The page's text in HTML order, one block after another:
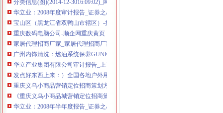
华立业：2008年度审计报告_证券之星
宝山区（黑龙江省双鸭山市辖区）-搜百科
重庆数码电脑公司-顺企网重庆黄页
家居代理招商厂家_家居代理招商厂家/公司-阿里巴巴公司黄页
广州内饰清洗：燃油系统保养GUNKM2616-油箱及油管路清洗-广州
华立产业集团有限公司审计报告_上市公司_新浪财经_新浪网
发点好东西上来：）全国各地户外用品店详解-旅游（Travel）版-北大
重庆义乌小商品营销定位招商策划方案.doc
《重庆义乌小商品城营销定位招商策划方案》.doc
华立业：2008年半年度报告_证券之星
分类信息(图)(2014-12-3016:09:02)_网易新闻